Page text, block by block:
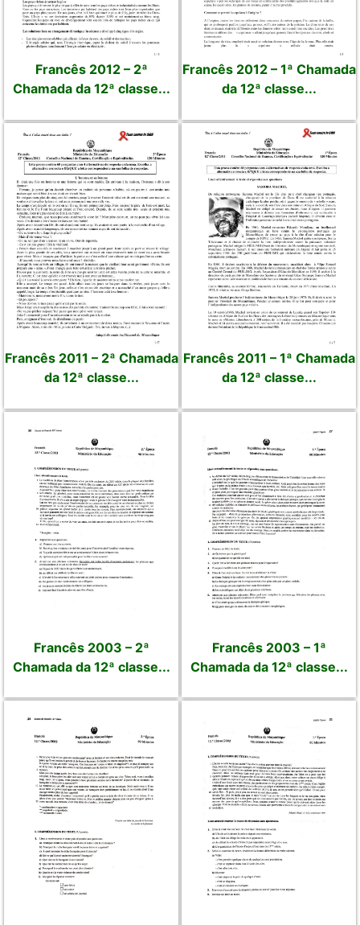
Francês 2012 – 2ª
Chamada da 12ª classe...
Francês 2012 – 1ª Chamada
da 12ª classe...
Francês 2011 – 2ª Chamada
da 12ª classe...
Francês 2011 – 1ª Chamada
da 12ª classe...
Francês 2003 – 2ª
Chamada da 12ª classe...
Francês 2003 – 1ª
Chamada da 12ª classe...